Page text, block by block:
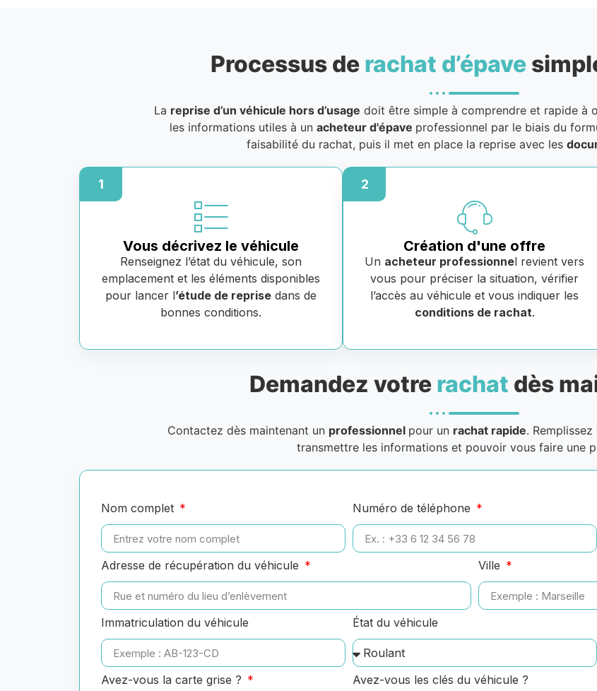
Processus de rachat d’épave
La reprise d’un véhicule hors d’usage doit être simple à comprendre et rapide à
les informations utiles à un acheteur d'épave professionnel par le biais du
faisabilité du rachat, puis il met en place la reprise avec les
1
Vous décrivez le véhicule
Renseignez l’état du véhicule, son
emplacement et les éléments disponibles
pour lancer l’étude de reprise dans de
bonnes conditions.
2
Création d'une offre
Un acheteur professionnel revient vers
vous pour préciser la situation, vérifier
l’accès au véhicule et vous indiquer les
conditions de rachat.
Demandez votre rachat dès
Contactez dès maintenant un professionnel pour un rachat rapide.
transmettre les informations et pouvoir vous faire une
Nom complet Numéro de téléphone
Adresse de récupération du véhicule Ville
Immatriculation du véhicule État du véhicule
Avez-vous la carte grise ? Avez-vous les clés du véhicule ?